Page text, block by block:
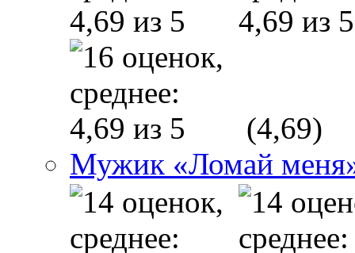
(4,69)
Мужик «Ломай